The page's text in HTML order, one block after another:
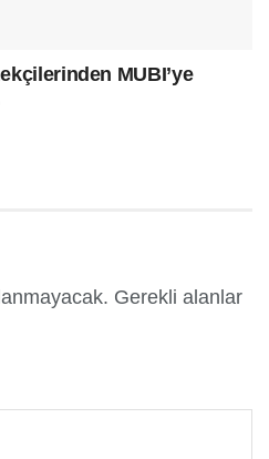
MUBI’ye
Gerekli alanlar